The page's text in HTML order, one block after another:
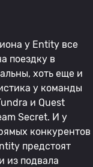
у Entity все
поездку в
хоть еще и
у команды
и Quest
Secret. И у
конкурентов
предстоят
из подвала